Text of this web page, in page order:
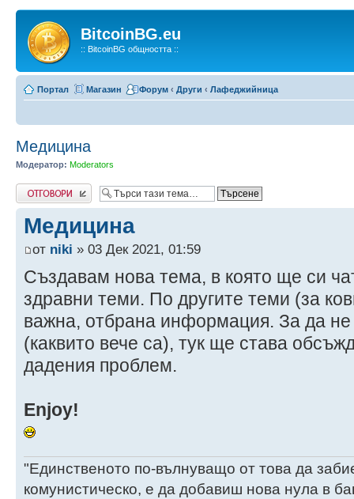
BitcoinBG.eu
:: BitcoinBG общността ::
Портал Магазин Форум ‹ Други ‹ Лафеджийница
Медицина
Модератор: Moderators
Напиши коментар
Медицина
от niki » 03 Дек 2021, 01:59
Създавам нова тема, в която ще си
здравни теми. По другите теми (за
важна, отбрана информация. За да не
(каквито вече са), тук ще става
дадения проблем.
Enjoy!
"Единственото по-вълнуващо от това да
комунистическо, е да добавиш нова нула в